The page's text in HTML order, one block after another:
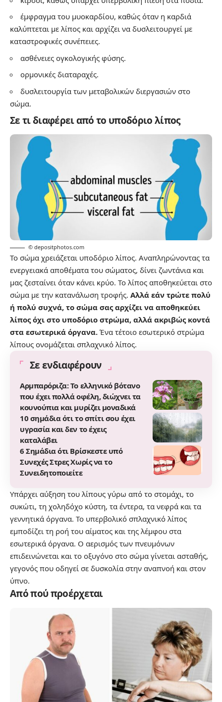
έμφραγμα του μυοκαρδίου, καθώς όταν η καρδιά
καλύπτεται με λίπος και αρχίζει να δυσλειτουργεί με
καταστροφικές συνέπειες.
ασθένειες ογκολογικής φύσης.
ορμονικές διαταραχές.
δυσλειτουργία των μεταβολικών διεργασιών στο
σώμα.
Σε τι διαφέρει από το υποδόριο λίπος
© depositphotos.com
Το σώμα χρειάζεται υποδόριο λίπος. Αναπληρώνοντας τα
ενεργειακά αποθέματα του σώματος, δίνει ζωντάνια και
μας ζεσταίνει όταν κάνει κρύο. Το λίπος αποθηκεύεται στο
σώμα με την κατανάλωση τροφής. Αλλά εάν τρώτε πολύ
ή πολύ συχνά, το σώμα σας αρχίζει να αποθηκεύει
λίπος όχι στο υποδόριο στρώμα, αλλά ακριβώς κοντά
στα εσωτερικά όργανα. Ένα τέτοιο εσωτερικό στρώμα
λίπους ονομάζεται σπλαχνικό λίπος.
Σε ενδιαφέρουν
Αρμπαρόριζα: Το ελληνικό βότανο
που έχει πολλά οφέλη, διώχνει τα
κουνούπια και μυρίζει μοναδικά
10 σημάδια ότι το σπίτι σου έχει
υγρασία και δεν το έχεις
καταλάβει
6 Σημάδια ότι Βρίσκεστε υπό
Συνεχές Στρες Χωρίς να το
Συνειδητοποιείτε
Υπάρχει αύξηση του λίπους γύρω από το στομάχι, το
συκώτι, τη χοληδόχο κύστη, τα έντερα, τα νεφρά και τα
γεννητικά όργανα. Το υπερβολικό σπλαχνικό λίπος
εμποδίζει τη ροή του αίματος και της λέμφου στα
εσωτερικά όργανα. Ο αερισμός των πνευμόνων
επιδεινώνεται και το οξυγόνο στο σώμα γίνεται ασταθής,
γεγονός που οδηγεί σε δυσκολία στην αναπνοή και στον
ύπνο.
Από πού προέρχεται